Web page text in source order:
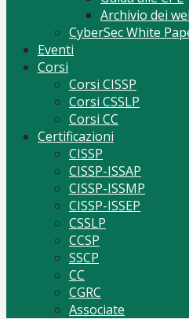
Archivio dei
CyberSec White
Eventi
Corsi
Corsi CISSP
Corsi CSSLP
Corsi CC
Certificazioni
CISSP
CISSP-ISSAP
CISSP-ISSMP
CISSP-ISSEP
CSSLP
CCSP
SSCP
CC
CGRC
Associate